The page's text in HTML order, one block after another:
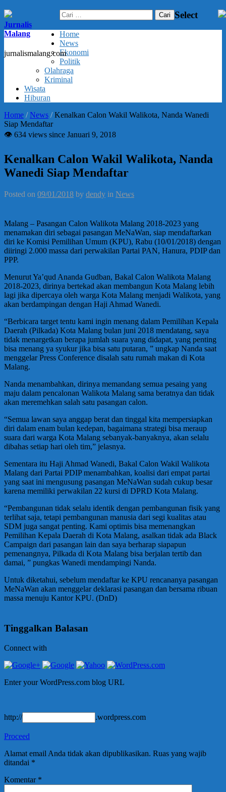
Jurnalis
Malang
jurnalismalang.com
Cari
untuk:
Select
Home
News
Ekonomi
Politik
Olahraga
Kriminal
Wisata
Hiburan
Home /News /Kenalkan Calon Wakil Walikota, Nanda Wanedi
Siap Mendaftar
👁 634 views since Januari 9, 2018
Kenalkan Calon Wakil Walikota, Nanda
Wanedi Siap Mendaftar
Posted on 09/01/2018 by dendy in News
Malang – Pasangan Calon Walikota Malang 2018-2023 yang
menamakan diri sebagai pasangan MeNaWan, siap mendaftarkan
diri ke Komisi Pemilihan Umum (KPU), Rabu (10/01/2018) dengan
diiringi 2.000 massa dari perwakilan Partai PAN, Hanura, PDIP dan
PPP.
Menurut Ya’qud Ananda Gudban, Bakal Calon Walikota Malang
2018-2023, dirinya bertekad akan membangun Kota Malang lebih
lagi jika dipercaya oleh warga Kota Malang menjadi Walikota, yang
akan berdampingan dengan Haji Ahmad Wanedi.
“Berbicara target tentu kami ingin menang dalam Pemilihan Kepala
Daerah (Pilkada) Kota Malang bulan juni 2018 mendatang, saya
tidak menargetkan berapa jumlah suara yang didapat, yang penting
bisa menang ya syukur jika bisa satu putaran, ” ungkap Nanda saat
menggelar Press Conference disalah satu rumah makan di Kota
Malang.
Nanda menambahkan, dirinya memandang semua pesaing yang
maju dalam pencalonan Walikota Malang sama beratnya dan tidak
akan meremehkan salah satu pasangan calon.
“Semua lawan saya anggap berat dan tinggal kita mempersiapkan
diri dalam enam bulan kedepan, bagaimana strategi bisa meraup
suara dari warga Kota Malang sebanyak-banyaknya, akan selalu
dibahas setiap hari oleh tim,” jelasnya.
Sementara itu Haji Ahmad Wanedi, Bakal Calon Wakil Walikota
Malang dari Partai PDIP menambahkan, koalisi dari empat partai
yang saat ini mengusung pasangan MeNaWan sudah cukup besar
karena memiliki perwakilan 22 kursi di DPRD Kota Malang.
“Pembangunan tidak selalu identik dengan pembangunan fisik yang
terlihat saja, tetapi pembangunan manusia dari segi kualitas atau
SDM juga sangat penting. Kami optimis bisa memenangkan
Pemilihan Kepala Daerah di Kota Malang, asalkan tidak ada Black
Campaign dari pasangan lain dan saya berharap siapapun
pemenangnya, Pilkada di Kota Malang bisa berjalan tertib dan
damai, ” pungkas Wanedi mendampingi Nanda.
Untuk diketahui, sebelum mendaftar ke KPU rencananya pasangan
MeNaWan akan menggelar deklarasi pasangan dan bersama ribuan
massa menuju Kantor KPU. (DnD)
Tinggalkan Balasan
Connect with
Enter your WordPress.com blog URL
http:// .wordpress.com
Proceed
Alamat email Anda tidak akan dipublikasikan. Ruas yang wajib
ditandai *
Komentar *